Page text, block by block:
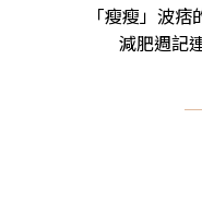
「瘦瘦」波
減肥週記